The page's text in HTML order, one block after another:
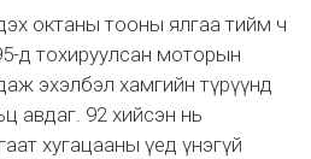
октаны тооны ялгаа тийм ч
д тохируулсан моторын
эхэлбэл хамгийн түрүүнд
авдаг. 92 хийсэн нь
хугацааны үед үнэгүй